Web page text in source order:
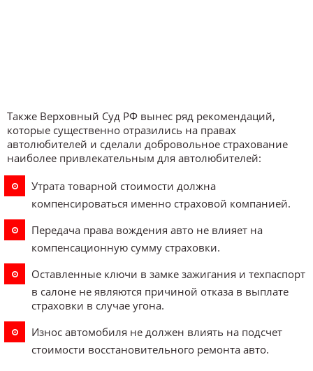
Также Верховный Суд РФ вынес ряд рекомендаций,
которые существенно отразились на правах
автолюбителей и сделали добровольное страхование
наиболее привлекательным для автолюбителей:
Утрата товарной стоимости должна
компенсироваться именно страховой компанией.
Передача права вождения авто не влияет на
компенсационную сумму страховки.
Оставленные ключи в замке зажигания и техпаспорт
в салоне не являются причиной отказа в выплате
страховки в случае угона.
Износ автомобиля не должен влиять на подсчет
стоимости восстановительного ремонта авто.